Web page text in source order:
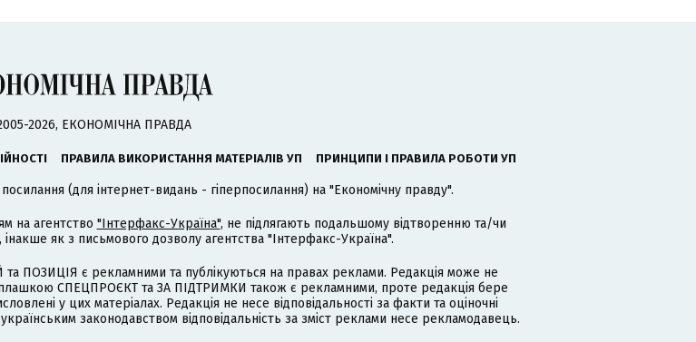
2026, ЕКОНОМІЧНА ПРАВДА
ПРАВИЛА ВИКОРИСТАННЯ МАТЕРІАЛІВ УП ПРИНЦИПИ І ПРАВИЛА РОБОТИ УП
(для інтернет-видань - гіперпосилання) на "Економічну правду".
на агентство "Інтерфакс-Україна", не підлягають подальшому відтворенню та/чи
як з письмового дозволу агентства "Інтерфакс-Україна".
ПОЗИЦІЯ є рекламними та публікуються на правах реклами. Редакція може не
плашкою СПЕЦПРОЄКТ та ЗА ПІДТРИМКИ також є рекламними, проте редакція бере
у цих матеріалах. Редакція не несе відповідальності за факти та оціночні
законодавством відповідальність за зміст реклами несе рекламодавець.